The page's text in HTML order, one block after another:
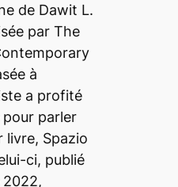
de Dawit L.
par The
à
a profité
pour parler
livre, Spazio
ci, publié
2022,